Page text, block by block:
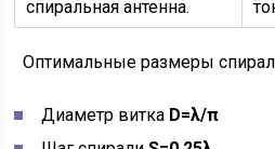
спиральная антенна.
Оптимальные размеры
Диаметр витка D=λ/π